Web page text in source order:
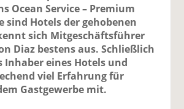
Ocean Service – Premium
sind Hotels der gehobenen
sich Mitgeschäftsführer
Diaz bestens aus. Schließlich
Inhaber eines Hotels und
viel Erfahrung für
Gastgewerbe mit.